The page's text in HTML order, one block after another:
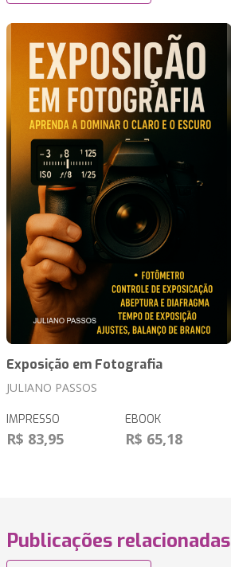
Exposição em Fotografia
JULIANO PASSOS
IMPRESSO
R$ 83,95
EBOOK
R$ 65,18
Publicações relacionadas